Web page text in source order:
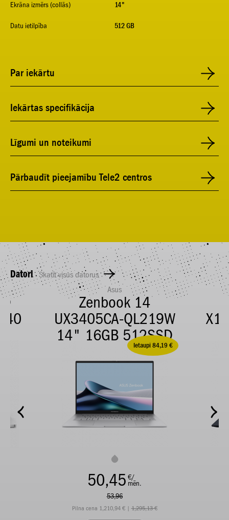
14"
Ekrāna izmērs (collās)
512 GB
Datu ietilpība
Par iekārtu
Iekārtas specifikācija
Līgumi un noteikumi
Pārbaudīt pieejamību Tele2 centros
Datori Skatīt visus datorus
Asus
Zenbook 14
UX3405CA-QL219W
14" 16GB 512SSD
Ietaupi 84,19 €
50,45 €/
mēn.
53,96
Pilna cena 1,210,94 € |1,295,13 €